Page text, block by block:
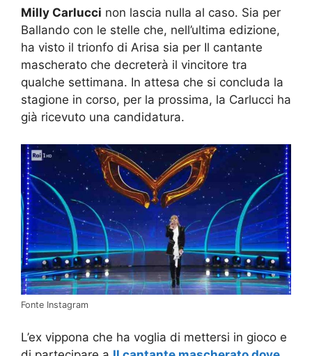
Milly Carlucci non lascia nulla al caso. Sia per
Ballando con le stelle che, nell’ultima edizione,
ha visto il trionfo di Arisa sia per Il cantante
mascherato che decreterà il vincitore tra
qualche settimana. In attesa che si concluda la
stagione in corso, per la prossima, la Carlucci ha
già ricevuto una candidatura.
Fonte Instagram
L’ex vippona che ha voglia di mettersi in gioco e